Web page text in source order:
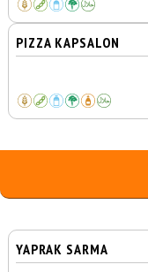
PIZZA KAPSALON
YAPRAK SARMA